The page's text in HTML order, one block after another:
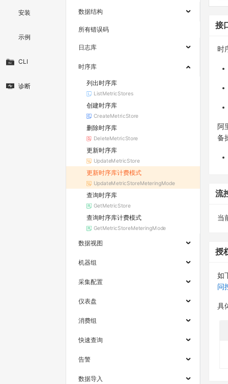
安装
示例
CLI
诊断
数据结构
所有错误码
日志库
时序库
列出时序库
ListMetricStores
创建时序库
CreateMetricStore
删除时序库
DeleteMetricStore
更新时序库
UpdateMetricStore
更新时序库计费模式
UpdateMetricStoreMeteringMode
查询时序库
GetMetricStore
查询时序库计费模式
GetMetricStoreMeteringMode
数据视图
机器组
采集配置
仪表盘
消费组
快速查询
告警
数据导入
接
时
阿
备
流
当
授
如
问
具